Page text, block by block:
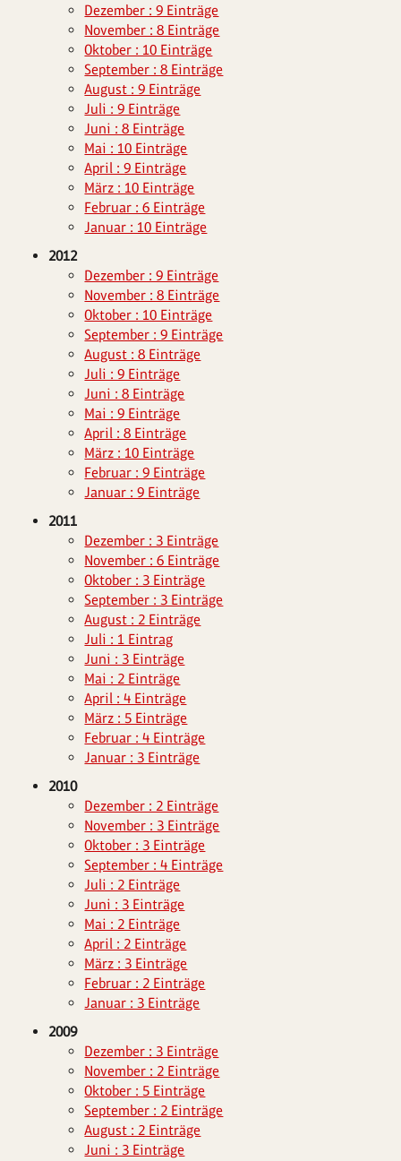
Dezember : 9 Einträge
November : 8 Einträge
Oktober : 10 Einträge
September : 8 Einträge
August : 9 Einträge
Juli : 9 Einträge
Juni : 8 Einträge
Mai : 10 Einträge
April : 9 Einträge
März : 10 Einträge
Februar : 6 Einträge
Januar : 10 Einträge
2012
Dezember : 9 Einträge
November : 8 Einträge
Oktober : 10 Einträge
September : 9 Einträge
August : 8 Einträge
Juli : 9 Einträge
Juni : 8 Einträge
Mai : 9 Einträge
April : 8 Einträge
März : 10 Einträge
Februar : 9 Einträge
Januar : 9 Einträge
2011
Dezember : 3 Einträge
November : 6 Einträge
Oktober : 3 Einträge
September : 3 Einträge
August : 2 Einträge
Juli : 1 Eintrag
Juni : 3 Einträge
Mai : 2 Einträge
April : 4 Einträge
März : 5 Einträge
Februar : 4 Einträge
Januar : 3 Einträge
2010
Dezember : 2 Einträge
November : 3 Einträge
Oktober : 3 Einträge
September : 4 Einträge
Juli : 2 Einträge
Juni : 3 Einträge
Mai : 2 Einträge
April : 2 Einträge
März : 3 Einträge
Februar : 2 Einträge
Januar : 3 Einträge
2009
Dezember : 3 Einträge
November : 2 Einträge
Oktober : 5 Einträge
September : 2 Einträge
August : 2 Einträge
Juni : 3 Einträge